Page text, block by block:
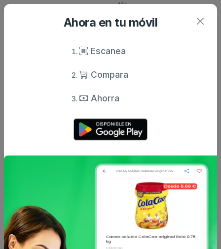
Aún no hay comentarios.
Escribe tu comentario
Enviar comentario
Ahora en tu móvil
Escanea
Compara
Ahorra